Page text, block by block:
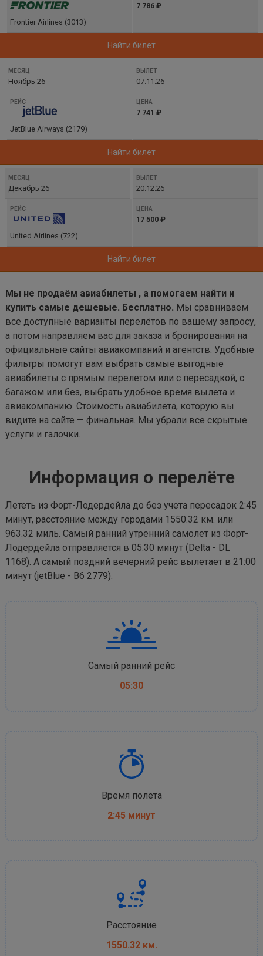
Frontier Airlines (3013)
7 786 ₽
Найти билет
Ноябрь 26 07.11.26
JetBlue Airways (2179)
7 741 ₽
Найти билет
Декабрь 26 20.12.26
United Airlines (722)
17 500 ₽
Найти билет
Мы не продаём авиабилеты , а помогаем найти и
купить самые дешевые. Бесплатно. Мы сравниваем
все доступные варианты перелётов по вашему запросу,
а потом направляем вас для заказа и бронирования на
официальные сайты авиакомпаний и агентств. Удобные
фильтры помогут вам выбрать самые выгодные
авиабилеты с прямым перелетом или с пересадкой, с
багажом или без, выбрать удобное время вылета и
авиакомпанию. Стоимость авиабилета, которую вы
видите на сайте — финальная. Мы убрали все скрытые
услуги и галочки.
Информация о перелёте
Лететь из Форт-Лодердейла до без учета пересадок 2:45
минут, расстояние между городами 1550.32 км. или
963.32 миль. Самый ранний утренний самолет из Форт-
Лодердейла отправляется в 05:30 минут (Delta - DL
1168). А самый поздний вечерний рейс вылетает в 21:00
минут (jetBlue - B6 2779).
Самый ранний рейс
05:30
Время полета
2:45 минут
Расстояние
1550.32 км.